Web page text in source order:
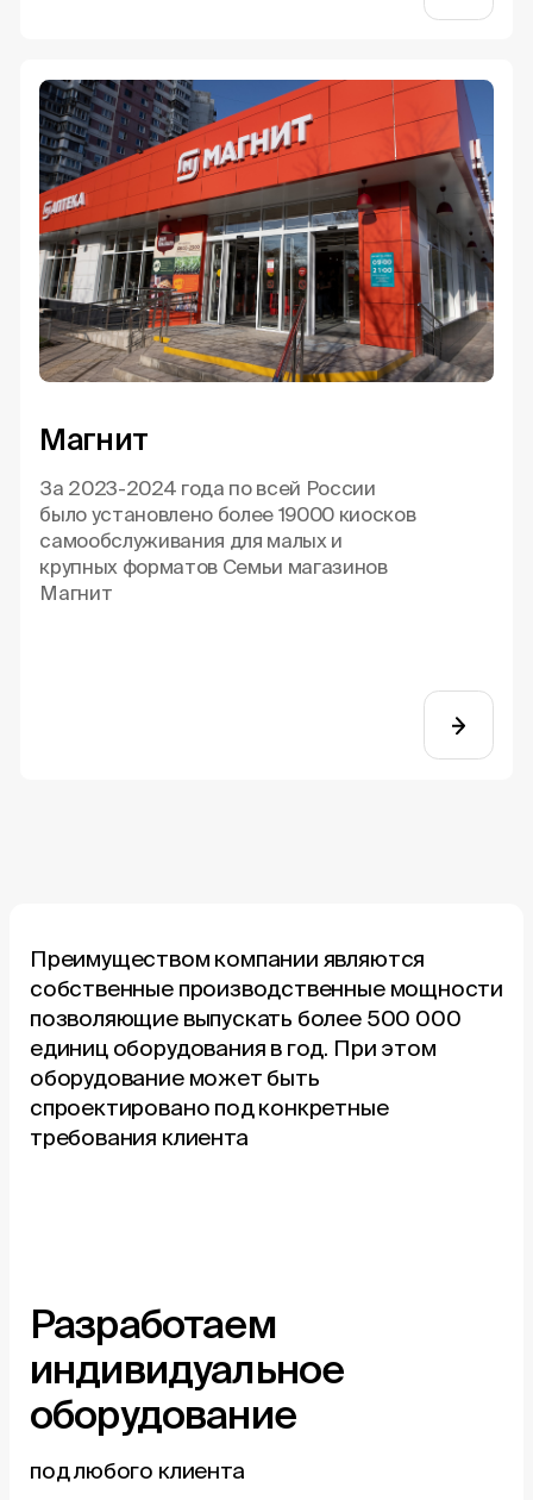
Магнит
За 2023-2024 года по всей России
было установлено более 19000 киосков
самообслуживания для малых и
крупных форматов Семьи магазинов
Магнит
Разработаем
индивидуальное
оборудование
под любого клиента
Преимуществом компании являются
собственные производственные мощности
позволяющие выпускать более 500 000
единиц оборудования в год. При этом
оборудование может быть
спроектировано под конкретные
требования клиента